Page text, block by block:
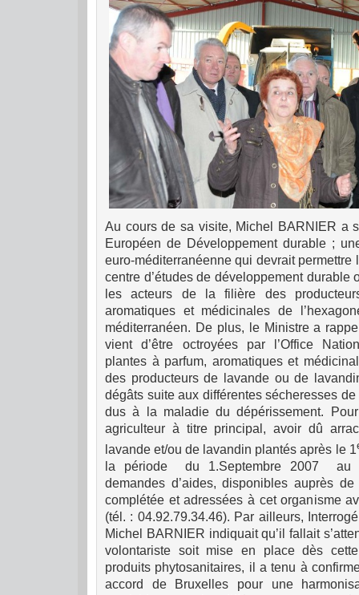
Au cours de sa visite, Michel BARNIER a
Européen de Développement durable ;
euro-méditerranéenne qui devrait permettre
centre d’études de développement durable
les acteurs de la filière des
aromatiques et médicinales de
méditerranéen. De plus, le Ministre a
vient d’être octroyées par l’Office
plantes à parfum, aromatiques et
des producteurs de lavande ou de
dégâts suite aux différentes sécheresses
dus à la maladie du dépérissement.
agriculteur à titre principal, avoir dû
lavande et/ou de lavandin plantés après le 1
la période du 1.Septembre 2007
au
demandes d’aides, disponibles auprès de
complétée et adressées à cet organisme
(tél. : 04.92.79.34.46). Par ailleurs,
Michel BARNIER indiquait qu’il fallait
volontariste soit mise en place dès
produits phytosanitaires, il a tenu à
accord de Bruxelles pour une